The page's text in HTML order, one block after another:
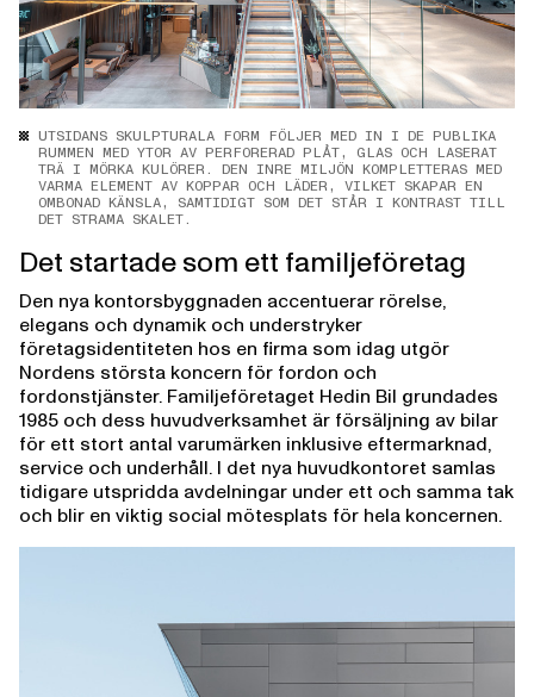
UTSIDANS SKULPTURALA FORM FÖLJER MED IN I DE PUBLIKA
RUMMEN MED YTOR AV PERFORERAD PLÅT, GLAS OCH LASERAT
TRÄ I MÖRKA KULÖRER. DEN INRE MILJÖN KOMPLETTERAS MED
VARMA ELEMENT AV KOPPAR OCH LÄDER, VILKET SKAPAR EN
OMBONAD KÄNSLA, SAMTIDIGT SOM DET STÅR I KONTRAST TILL
DET STRAMA SKALET.
Det startade som ett familjeföretag
Den nya kontorsbyggnaden accentuerar rörelse,
elegans och dynamik och understryker
företagsidentiteten hos en firma som idag utgör
Nordens största koncern för fordon och
fordonstjänster. Familjeföretaget Hedin Bil grundades
1985 och dess huvudverksamhet är försäljning av bilar
för ett stort antal varumärken inklusive eftermarknad,
service och underhåll. I det nya huvudkontoret samlas
tidigare utspridda avdelningar under ett och samma tak
och blir en viktig social mötesplats för hela koncernen.